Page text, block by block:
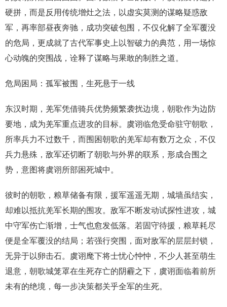
硬拼，而是反用传统增灶之法，以虚实莫测的谋略疑惑敌
军，再率部昼夜奔驰，成功突破包围，不仅化解了全军覆没
的危局，更成就了古代军事史上以智破力的典范，用一场惊
心动魄的突围战，诠释了谋略与果敢的制胜之道。
危局困局：孤军被围，生死悬于一线
东汉时期，羌军凭借骑兵优势频繁袭扰边境，朝歌作为边防
要地，成为羌军重点进攻的目标。虞诩临危受命驻守朝歌，
所率兵力不过数千，而围困朝歌的羌军却有数万之众，不仅
兵力悬殊，敌军还切断了朝歌与外界的联系，形成合围之
势，意图将虞诩所部困死城中。
彼时的朝歌，粮草储备有限，援军遥遥无期，城墙虽结实，
却难以抵抗羌军长期的围攻。敌军不断发动试探性进攻，城
中守军伤亡渐增，士气也愈发低落。若固守待援，粮草耗尽
便是全军覆没的结局；若强行突围，面对敌军的层层封锁，
无异于以卵击石。虞诩麾下将士忧心忡忡，不少人甚至萌生
退意，朝歌城笼罩在生死存亡的阴霾之下，虞诩面临着前所
未有的绝境，每一步决策都关乎全军的生死。